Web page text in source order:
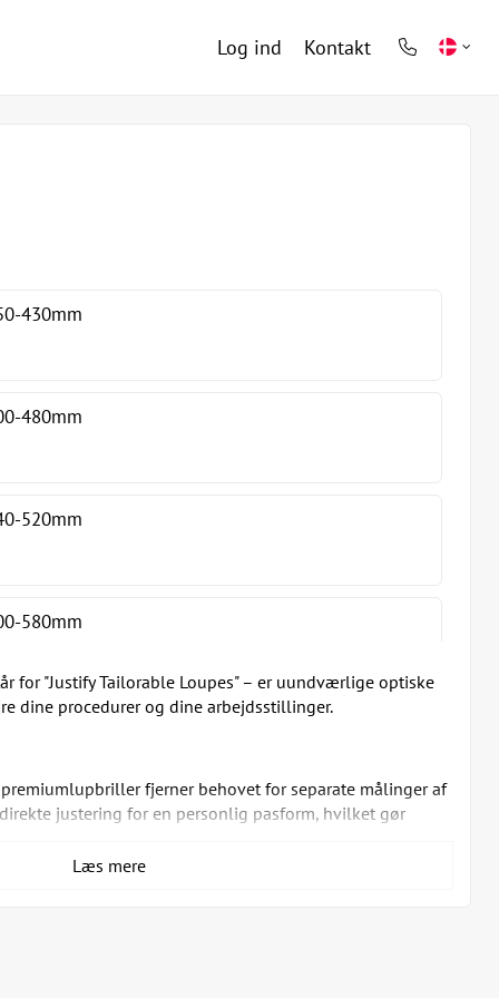
Log ind Kontakt
phone
430mm
480mm
520mm
580mm
for "Justify Tailorable Loupes" – er uundværlige optiske
dine procedurer og dine arbejdsstillinger.
fjerner behovet for separate målinger af
justering for en personlig pasform, hvilket gør
med et 3-trins justerbart kædehængsel, som sikrer
Læs mere